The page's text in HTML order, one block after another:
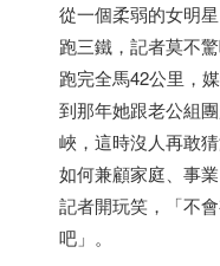
從一個柔弱的女明
跑三鐵，記者莫不
跑完全馬42公里，
到那年她跟老公組
峽，這時沒人再敢
如何兼顧家庭、事
記者開玩笑，「不
吧」。